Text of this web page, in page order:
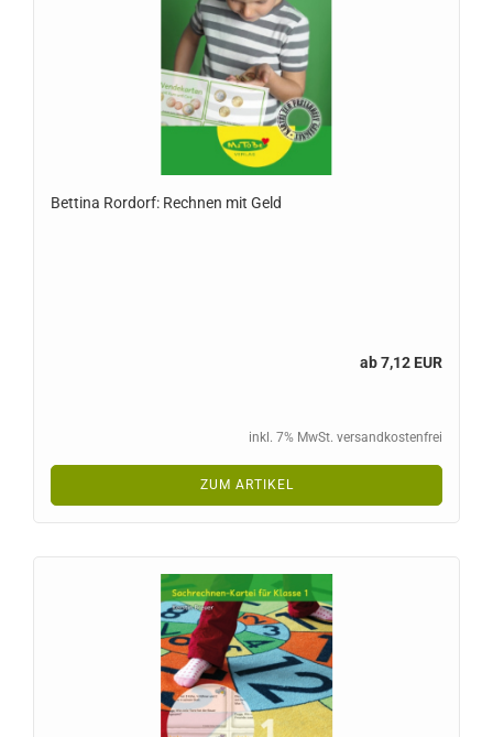
Bettina Rordorf: Rechnen mit Geld
ab 7,12 EUR
inkl. 7% MwSt. versandkostenfrei
ZUM ARTIKEL